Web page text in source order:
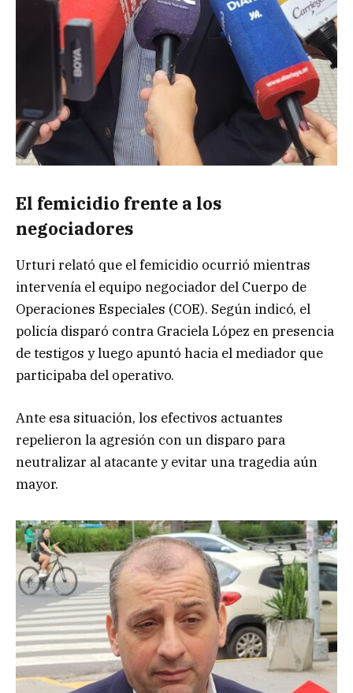
El femicidio frente a los
negociadores
Urturi relató que el femicidio ocurrió mientras
intervenía el equipo negociador del Cuerpo de
Operaciones Especiales (COE). Según indicó, el
policía disparó contra Graciela López en presencia
de testigos y luego apuntó hacia el mediador que
participaba del operativo.
Ante esa situación, los efectivos actuantes
repelieron la agresión con un disparo para
neutralizar al atacante y evitar una tragedia aún
mayor.